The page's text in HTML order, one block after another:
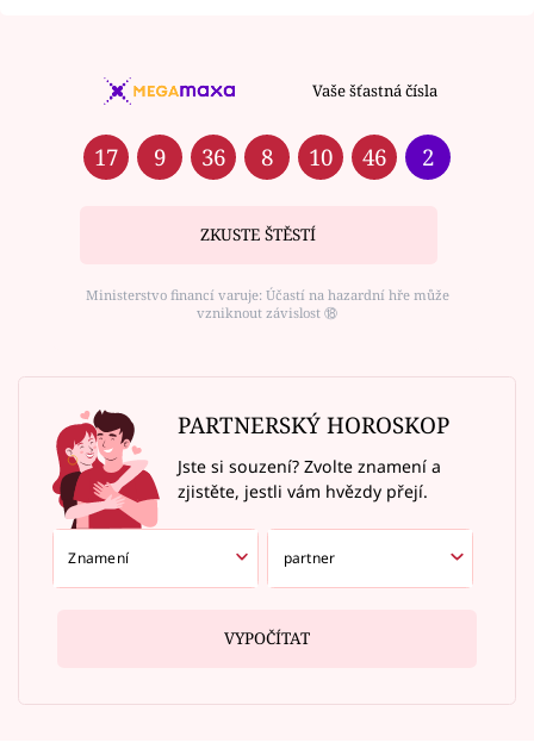
Vaše šťastná čísla
17 9 36 8 10 46 2
ZKUSTE ŠTĚSTÍ
Ministerstvo financí varuje: Účastí na hazardní hře může
vzniknout závislost ⑱
PARTNERSKÝ HOROSKOP
Jste si souzení? Zvolte znamení a
zjistěte, jestli vám hvězdy přejí.
VYPOČÍTAT